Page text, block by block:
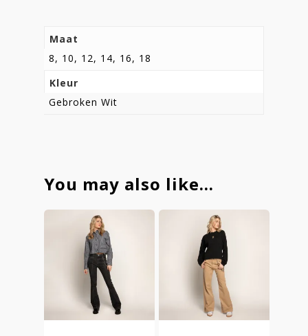
Maat
8, 10, 12, 14, 16, 18
Kleur
Gebroken Wit
You may also like…